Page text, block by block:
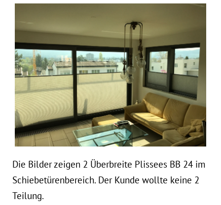
Die Bilder zeigen 2 Überbreite Plissees BB 24 im
Schiebetürenbereich. Der Kunde wollte keine 2
Teilung.